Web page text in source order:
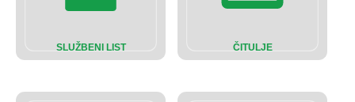
SLUŽBENI LIST ČITULJE